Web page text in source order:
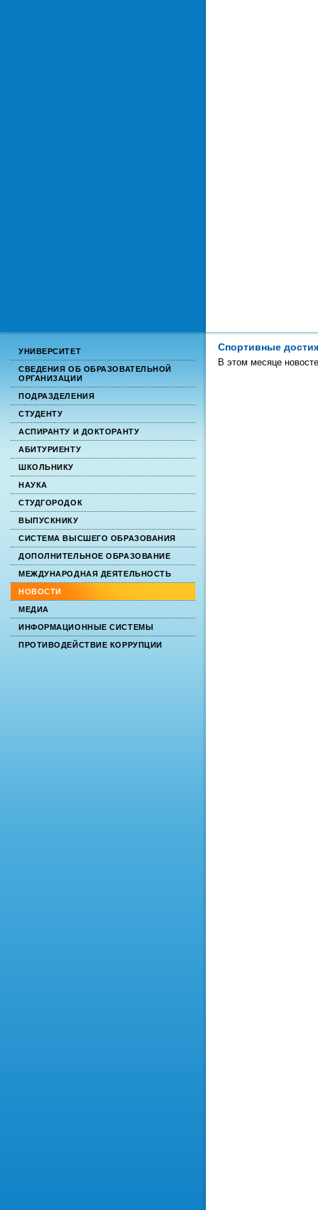
УНИВЕРСИТЕТ
СВЕДЕНИЯ ОБ ОБРАЗОВАТЕЛЬНОЙ
ОРГАНИЗАЦИИ
ПОДРАЗДЕЛЕНИЯ
СТУДЕНТУ
АСПИРАНТУ И ДОКТОРАНТУ
АБИТУРИЕНТУ
ШКОЛЬНИКУ
НАУКА
СТУДГОРОДОК
ВЫПУСКНИКУ
СИСТЕМА ВЫСШЕГО ОБРАЗОВАНИЯ
ДОПОЛНИТЕЛЬНОЕ ОБРАЗОВАНИЕ
МЕЖДУНАРОДНАЯ ДЕЯТЕЛЬНОСТЬ
НОВОСТИ
МЕДИА
ИНФОРМАЦИОННЫЕ СИСТЕМЫ
ПРОТИВОДЕЙСТВИЕ КОРРУПЦИИ
Спортивные
В этом месяце